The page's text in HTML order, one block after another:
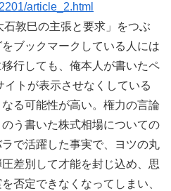
article_2.html
敦巳の主張と要求」をつぶ
ブックマークしている人には
行しても、俺本人が書いたペ
トが表示させなくしている
る可能性が高い。権力の言論
う書いた株式相場についての
で活躍した事実で、ヨツの丸
差別して才能を封じ込め、思
否定できなくなってしまい、